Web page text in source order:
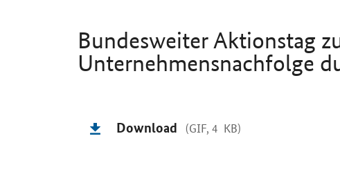
Bundesweiter Aktionstag
Unternehmensnachfolge
Download (GIF, 4 KB)